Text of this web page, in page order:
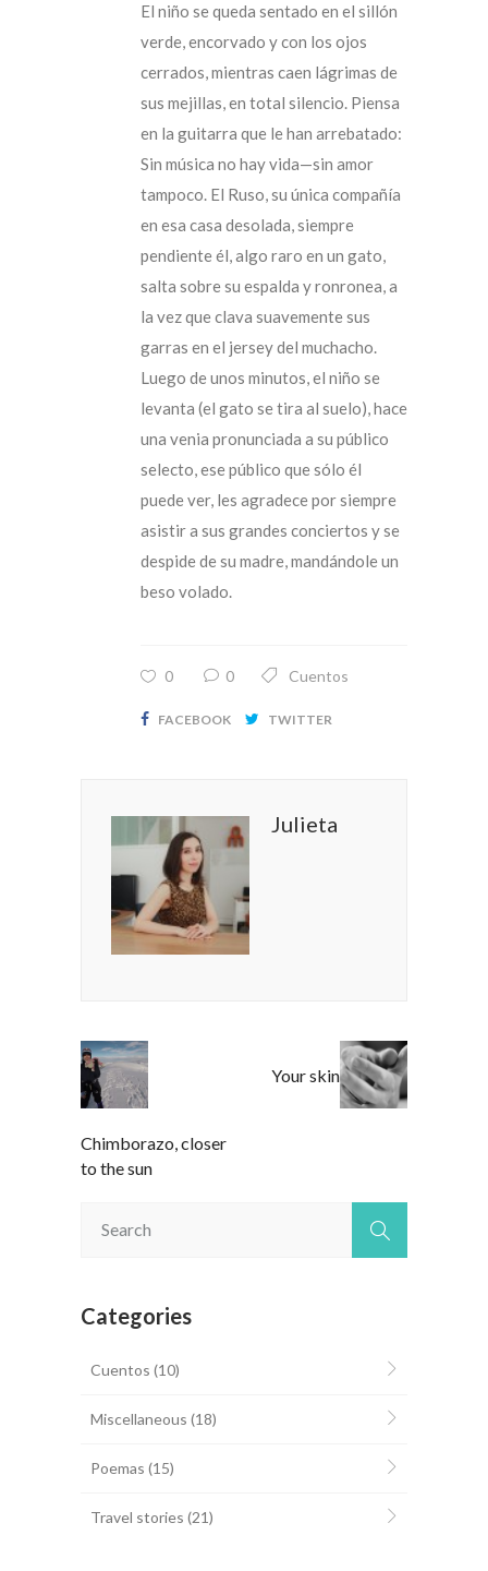
El niño se queda sentado en el sillón
verde, encorvado y con los ojos
cerrados, mientras caen lágrimas de
sus mejillas, en total silencio. Piensa
en la guitarra que le han arrebatado:
Sin música no hay vida—sin amor
tampoco. El Ruso, su única compañía
en esa casa desolada, siempre
pendiente él, algo raro en un gato,
salta sobre su espalda y ronronea, a
la vez que clava suavemente sus
garras en el jersey del muchacho.
Luego de unos minutos, el niño se
levanta (el gato se tira al suelo), hace
una venia pronunciada a su público
selecto, ese público que sólo él
puede ver, les agradece por siempre
asistir a sus grandes conciertos y se
despide de su madre, mandándole un
beso volado.
0 0 Cuentos
FACEBOOK TWITTER
Julieta
Chimborazo, closer
to the sun
Your skin
Categories
Cuentos (10)
Miscellaneous (18)
Poemas (15)
Travel stories (21)